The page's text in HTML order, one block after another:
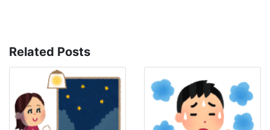
Related Posts